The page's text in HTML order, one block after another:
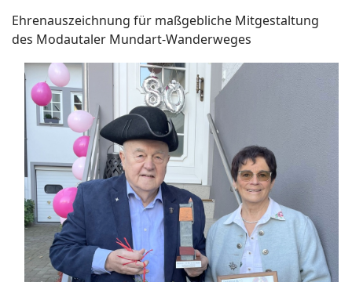
Ehrenauszeichnung für maßgebliche Mitgestaltung
des Modautaler Mundart-Wanderweges